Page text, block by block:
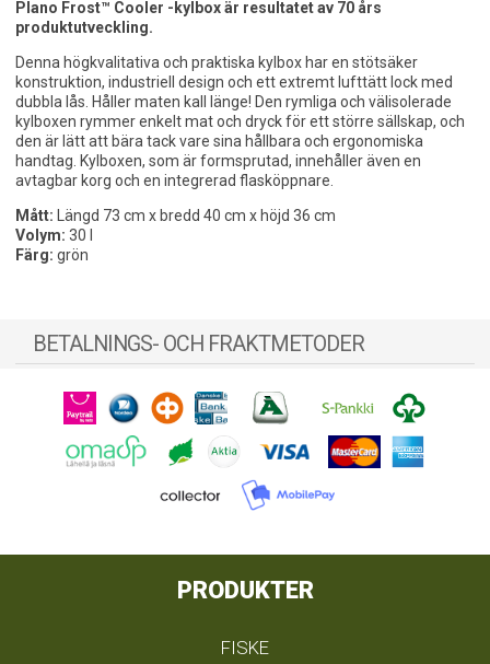
Plano Frost™ Cooler -kylbox är resultatet av 70 års
produktutveckling.
Denna högkvalitativa och praktiska kylbox har en stötsäker
konstruktion, industriell design och ett extremt lufttätt lock med
dubbla lås. Håller maten kall länge! Den rymliga och välisolerade
kylboxen rymmer enkelt mat och dryck för ett större sällskap, och
den är lätt att bära tack vare sina hållbara och ergonomiska
handtag. Kylboxen, som är formsprutad, innehåller även en
avtagbar korg och en integrerad flasköppnare.
Mått: Längd 73 cm x bredd 40 cm x höjd 36 cm
Volym: 30 l
Färg: grön
BETALNINGS- OCH FRAKTMETODER
PRODUKTER
FISKE